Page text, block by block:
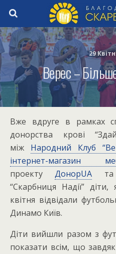
29
Верес –
Вже вдруге в рамках
донорства крові
між Народний Клуб
інтернет-
проектуДонорUA та
“Скарбниця Надії”
квітня відвідали
Динамо Київ.
Діти вийшли разом з
показати всім, що